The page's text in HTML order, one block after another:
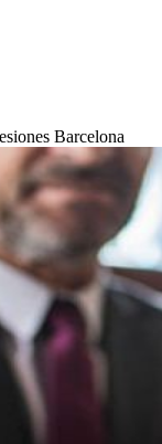
Barcelona